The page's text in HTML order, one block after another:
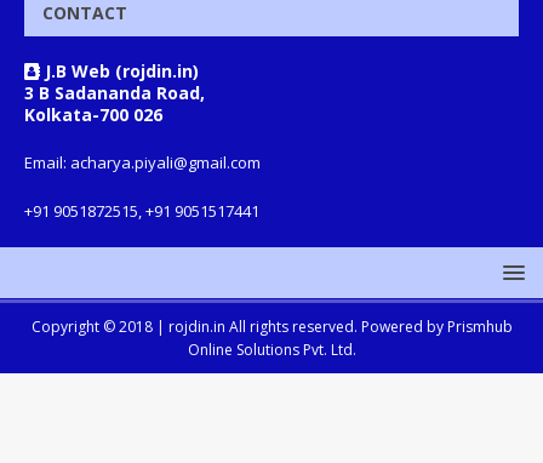
CONTACT
J.B Web (rojdin.in)
3 B Sadananda Road,
Kolkata-700 026
Email: acharya.piyali@gmail.com
+91 9051872515, +91 9051517441
Copyright © 2018 | rojdin.in All rights reserved. Powered by Prismhub
Online Solutions Pvt. Ltd.